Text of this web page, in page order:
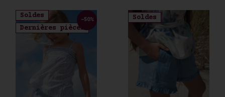
Soldes
Dernières pièces
-50% Soldes